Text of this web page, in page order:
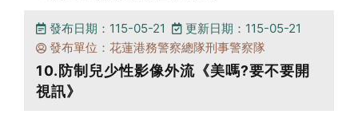
發布日期：115-05-21
更新日期：115-05-21
發布單位：花蓮港務警察總隊刑事警察隊
10.防制兒少性影像外流《美嗎?要不要開
視訊》